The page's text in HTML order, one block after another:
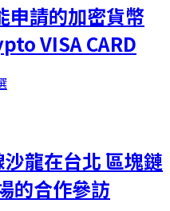
申請的加密貨幣
VISA CARD
龍在台北 區塊鏈
的合作參訪